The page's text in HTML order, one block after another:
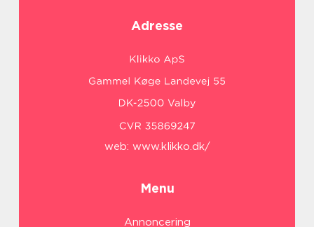
Adresse
web: www.klikko.dk/
Menu
Annoncering